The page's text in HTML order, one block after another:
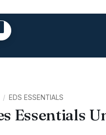
/ EDS ESSENTIALS
Essentials